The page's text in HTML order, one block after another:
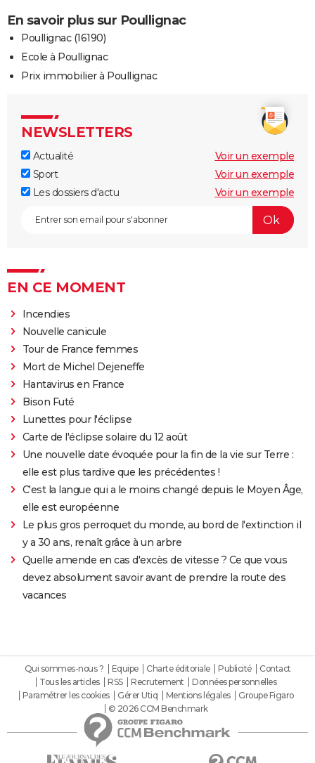
En savoir plus sur Poullignac
Poullignac (16190)
Ecole à Poullignac
Prix immobilier à Poullignac
NEWSLETTERS
Actualité
Voir un exemple
Sport
Voir un exemple
Les dossiers d'actu
Voir un exemple
EN CE MOMENT
Incendies
Nouvelle canicule
Tour de France femmes
Mort de Michel Dejeneffe
Hantavirus en France
Bison Futé
Lunettes pour l'éclipse
Carte de l'éclipse solaire du 12 août
Une nouvelle date évoquée pour la fin de la vie sur Terre :
elle est plus tardive que les précédentes !
C'est la langue qui a le moins changé depuis le Moyen Âge,
elle est européenne
Le plus gros perroquet du monde, au bord de l'extinction il
y a 30 ans, renaît grâce à un arbre
Quelle amende en cas d'excès de vitesse ? Ce que vous
devez absolument savoir avant de prendre la route des
vacances
Qui sommes-nous ? Equipe Charte éditoriale Publicité
Contact
Tous les articles
RSS Recrutement
Données personnelles
Paramétrer les cookies
Gérer Utiq Mentions légales
Groupe Figaro
© 2026 CCM Benchmark